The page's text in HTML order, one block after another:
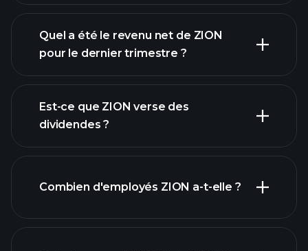
bénéfices de ZION
rapports financiers
Quel a été le revenu net de ZION
pour le dernier trimestre ?
financiers
Est-ce que ZION verse des
dividendes ?
Combien d'employés ZION a-t-elle ?